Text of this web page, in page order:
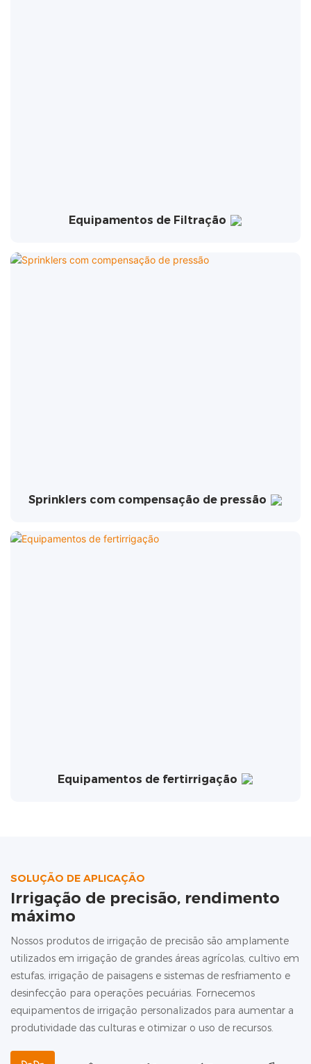
Equipamentos de Filtração
Sprinklers com compensação de pressão
Equipamentos de fertirrigação
SOLUÇÃO DE APLICAÇÃO
Irrigação de precisão, rendimento
máximo
Nossos produtos de irrigação de precisão são amplamente
utilizados em irrigação de grandes áreas agrícolas, cultivo em
estufas, irrigação de paisagens e sistemas de resfriamento e
desinfecção para operações pecuárias. Fornecemos
equipamentos de irrigação personalizados para aumentar a
produtividade das culturas e otimizar o uso de recursos.